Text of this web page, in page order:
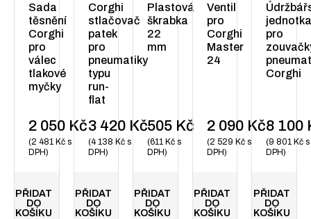
Sada
těsnění
Corghi
pro
válec
tlakové
myčky
2 050 Kč
2 481 Kč s
DPH
PŘIDAT
DO
KOŠÍKU
Corghi
stlačovač
patek
pro
pneumatiky
typu
run-
flat
3 420 Kč
4 138 Kčs
DPH
PŘIDAT
DO
KOŠÍKU
Plastová
škrabka
22
mm
505 Kč
611Kč s
DPH
PŘIDAT
DO
KOŠÍKU
Ventil
pro
Corghi
Master
24
2 090 Kč
2 529 Kčs
DPH
PŘIDAT
DO
KOŠÍKU
pro
Corghi
8 100
9 801Kč s
DPH
PŘIDAT
DO
KOŠÍKU